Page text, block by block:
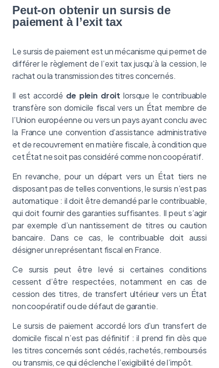
Peut-on obtenir un sursis de
paiement à l’exit tax
Le sursis de paiement est un mécanisme qui permet de
différer le règlement de l’exit tax jusqu’à la cession, le
rachat ou la transmission des titres concernés.
Il est accordé de plein droit lorsque le contribuable
transfère son domicile fiscal vers un État membre de
l’Union européenne ou vers un pays ayant conclu avec
la France une convention d’assistance administrative
et de recouvrement en matière fiscale, à condition que
cet État ne soit pas considéré comme non coopératif.
En revanche, pour un départ vers un État tiers ne
disposant pas de telles conventions, le sursis n’est pas
automatique : il doit être demandé par le contribuable,
qui doit fournir des garanties suffisantes. Il peut s’agir
par exemple d’un nantissement de titres ou caution
bancaire. Dans ce cas, le contribuable doit aussi
désigner un représentant fiscal en France.
Ce sursis peut être levé si certaines conditions
cessent d’être respectées, notamment en cas de
cession des titres, de transfert ultérieur vers un État
non coopératif ou de défaut de garantie.
Le sursis de paiement accordé lors d’un transfert de
domicile fiscal n’est pas définitif : il prend fin dès que
les titres concernés sont cédés, rachetés, remboursés
ou transmis, ce qui déclenche l’exigibilité de l’impôt.